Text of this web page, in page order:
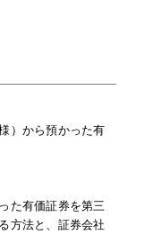
）から預かった有
た有価証券を第三
方法と、証券会社